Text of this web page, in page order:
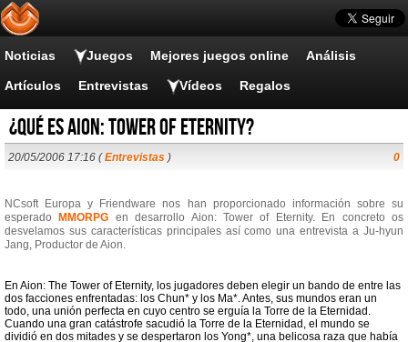
Noticias Juegos Mejores juegos online Análisis
Artículos Entrevistas Vídeos Regalos
¿Qué es Aion: Tower of Eternity?
20/05/2006 17:16 (Entrevistas ) 0
NCsoft Europa y Friendware nos han proporcionado información sobre su
esperado
MMORPG en desarrollo Aion: Tower of Eternity. En concreto os
desvelamos sus características principales así como una entrevista a Ju-hyun
Jang, Productor de Aion.
En Aion: The Tower of Eternity, los jugadores deben elegir un bando de entre las
dos facciones enfrentadas: los Chun* y los Ma*. Antes, sus mundos eran un
todo, una unión perfecta en cuyo centro se erguía la Torre de la Eternidad.
Cuando una gran catástrofe sacudió la Torre de la Eternidad, el mundo se
dividió en dos mitades y se despertaron los Yong*, una belicosa raza que había